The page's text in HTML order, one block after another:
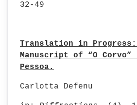
32-49
Translation in Progress:
Manuscript of “O Corvo”
Pessoa.
Carlotta Defenu